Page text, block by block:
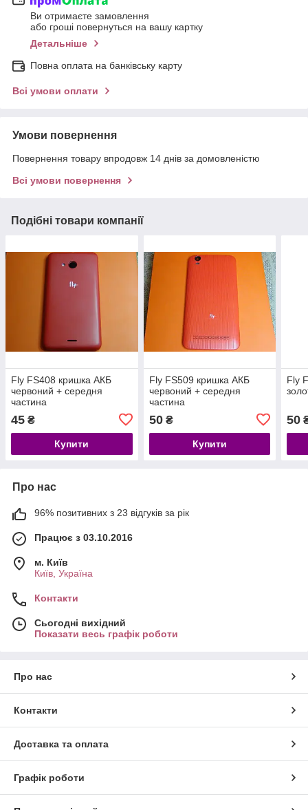
Ви отримаєте замовлення
або гроші повернуться на вашу картку
Детальніше
Повна оплата на банківську карту
Всі умови оплати
Умови повернення
Повернення товару впродовж 14 днів за домовленістю
Всі умови повернення
Подібні товари компанії
Fly FS408 кришка АКБ
червоний + середня
частина
45 ₴
Купити
Fly FS509 кришка АКБ
червоний + середня
частина
50₴
Купити
Fly
50
Про нас
96% позитивних з 23 відгуків за рік
Працює з 03.10.2016
м. Київ
Київ, Україна
Контакти
Сьогодні вихідний
Показати весь графік роботи
Про нас
Контакти
Доставка та оплата
Графік роботи